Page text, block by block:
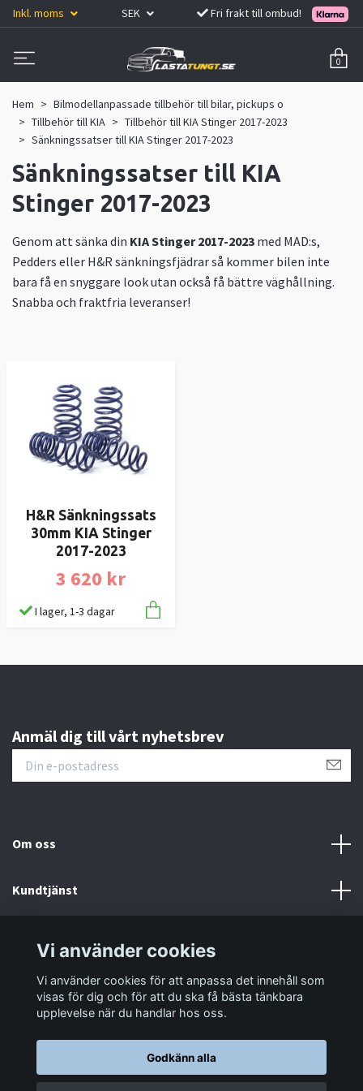
Inkl. moms SEK Fri frakt till ombud!
0
Hem
Bilmodellanpassade tillbehör till bilar, pickups o
Tillbehör till KIA
Tillbehör till KIA Stinger 2017-2023
Sänkningssatser till KIA Stinger 2017-2023
Sänkningssatser till KIA
Stinger 2017-2023
Genom att sänka din KIA Stinger 2017-2023 med MAD:s,
Pedders eller H&R sänkningsfjädrar så kommer bilen inte
bara få en snyggare look utan också få bättre väghållning.
Snabba och fraktfria leveranser!
H&R Sänkningssats
30mm KIA Stinger
2017-2023
3 620 kr
I lager, 1-3 dagar
Anmäl dig till vårt nyhetsbrev
Om oss
Kundtjänst
Sociala medier
Vi använder cookies
Vi använder cookies för att anpassa det innehåll som
visas för dig och för att du ska få bästa tänkbara
upplevelse när du handlar hos oss.
Godkänn alla